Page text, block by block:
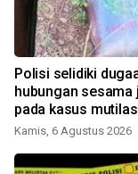
Polisi selidiki
hubungan sesama
pada kasus
Kamis, 6 Agustus 2026